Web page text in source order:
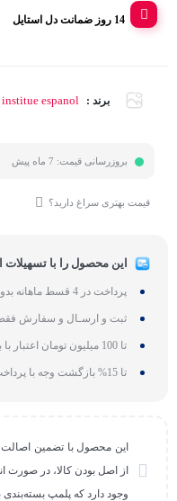
14 روز ضمانت دل استایل
برند : institue espanol
بروزرسانی قیمت: 7 ماه پیش
قیمت بهتری سراغ دارید؟
این محصول را با
پرداخت در 4 قسط ماهانه بدون سود، چک و ضامن
ثبت و ارسـال و سفارش
تا 100 میلیون تومان اعتبار با بازپرداخت 24 ماهه
تا 15% بازگشت وجه با پرداخت نقدی
این محصول با تضمین
از اصل بودن کالا، در صورت
وجود دارد که پلمپ بسته‌بندی